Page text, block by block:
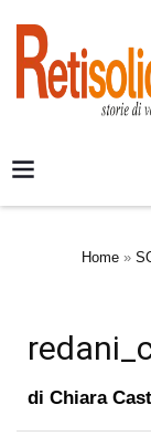
Home »
di Chiara